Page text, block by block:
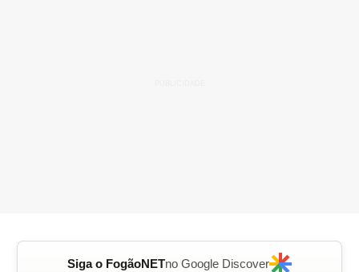
Siga o FogãoNETno Google Discover